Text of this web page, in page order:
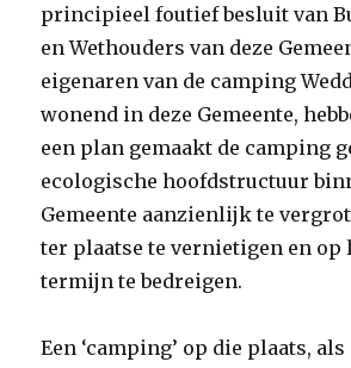
principieel foutief besluit van
en Wethouders van deze
eigenaren van de camping
wonend in deze Gemeente,
een plan gemaakt de camping
ecologische hoofdstructuur
Gemeente aanzienlijk te
ter plaatse te vernietigen en op
termijn te bedreigen.
Een ‘camping’ op die plaats, als